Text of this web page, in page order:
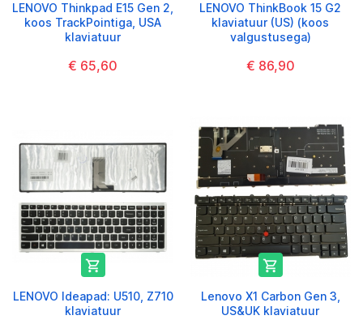
LENOVO Thinkpad E15 Gen 2,
koos TrackPointiga, USA
klaviatuur
€ 65,60
LENOVO ThinkBook 15 G2
klaviatuur (US) (koos
valgustusega)
€ 86,90

LENOVO Ideapad: U510, Z710
klaviatuur

Lenovo X1 Carbon Gen 3,
US&UK klaviatuur